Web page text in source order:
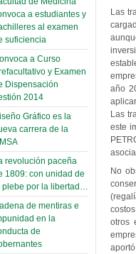
a estudiantes y
al examen
suficiencia
a Curso
y Examen
Dispensación
2014
Gráfico es la
carrera de la
revolución paceña
1809: con unidad de
plebe por la libertad…
de mentiras e
en la
de
Las
año
Las
este
No
otros